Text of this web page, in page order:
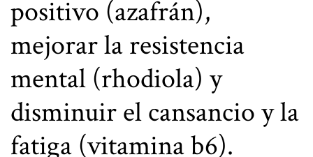
positivo (azafrán),
mejorar la resistencia
mental (rhodiola) y
disminuir el cansancio y la
fatiga (vitamina b6).